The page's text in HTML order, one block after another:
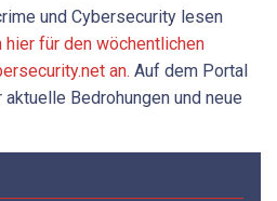
und Cybersecurity lesen
für den wöchentlichen
an. Auf dem Portal
Bedrohungen und neue